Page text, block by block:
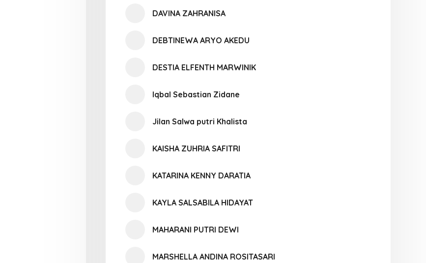
DAVINA ZAHRANISA
DEBTINEWA ARYO AKEDU
DESTIA ELFENTH MARWINIK
Iqbal Sebastian Zidane
Jilan Salwa putri Khalista
KAISHA ZUHRIA SAFITRI
KATARINA KENNY DARATIA
KAYLA SALSABILA HIDAYAT
MAHARANI PUTRI DEWI
MARSHELLA ANDINA ROSITASARI